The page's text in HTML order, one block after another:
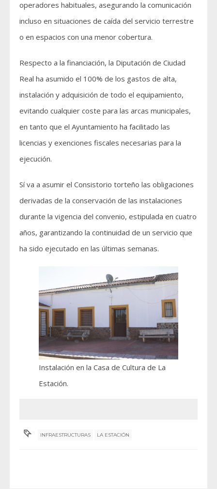
operadores habituales, asegurando la comunicación
incluso en situaciones de caída del servicio terrestre
o en espacios con una menor cobertura.
Respecto a la financiación, la Diputación de Ciudad
Real ha asumido el 100% de los gastos de alta,
instalación y adquisición de todo el equipamiento,
evitando cualquier coste para las arcas municipales,
en tanto que el Ayuntamiento ha facilitado las
licencias y exenciones fiscales necesarias para la
ejecución.
Sí va a asumir el Consistorio torteño las obligaciones
derivadas de la conservación de las instalaciones
durante la vigencia del convenio, estipulada en cuatro
años, garantizando la continuidad de un servicio que
ha sido ejecutado en las últimas semanas.
Instalación en la Casa de Cultura de La
Estación.
INFRAESTRUCTURAS LA ESTACIÓN